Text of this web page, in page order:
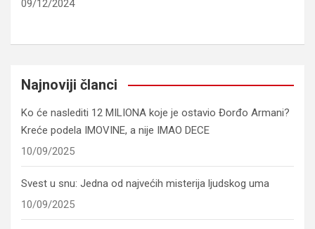
09/12/2024
Najnoviji članci
Ko će naslediti 12 MILIONA koje je ostavio Đorđo Armani?
Kreće podela IMOVINE, a nije IMAO DECE
10/09/2025
Svest u snu: Jedna od najvećih misterija ljudskog uma
10/09/2025